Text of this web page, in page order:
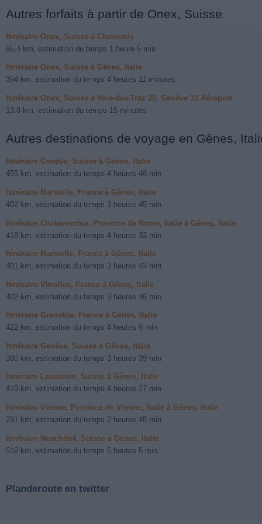
Autres forfaits à partir de Onex, Suisse
Itinéraire Onex, Suisse à Chamonix
95,4 km, estimation du temps 1 heure 5 min
Itinéraire Onex, Suisse à Gênes, Italie
394 km, estimation du temps 4 heures 11 minutes
Itinéraire Onex, Suisse à Voie-des-Traz 20, Genève 15 Aéroport
13.8 km, estimation du temps 15 minutes
Autres destinations de voyage en Gênes,
Itinéraire Genève, Suisse à Gènes, Italie
455 km, estimation du temps 4 heures 46 min
Itinéraire Marseille, France à Gênes, Italie
402 km, estimation du temps 3 heures 45 min
Itinéraire Civitavecchia, Province de Rome, Italie à Gênes, Italie
419 km, estimation du temps 4 heures 32 min
Itinéraire Marseille, France à Gênes, Italie
401 km, estimation du temps 3 heures 43 min
Itinéraire Vitrolles, France à Gênes, Italie
402 km, estimation du temps 3 heures 46 min
Itinéraire Grenoble, France à Gênes, Italie
422 km, estimation du temps 4 heures 9 min
Itinéraire Genève, Suisse à Gênes, Italie
380 km, estimation du temps 3 heures 39 min
Itinéraire Lausanne, Suisse à Gênes, Italie
419 km, estimation du temps 4 heures 27 min
Itinéraire Vérone, Province de Vérone, Italie à Gênes, Italie
291 km, estimation du temps 2 heures 48 min
Itinéraire Neuchâtel, Suisse à Gênes, Italie
519 km, estimation du temps 5 heures 5 min
Planderoute en twitter